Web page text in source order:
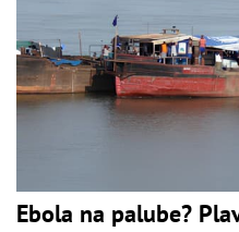
Ebola na palube?